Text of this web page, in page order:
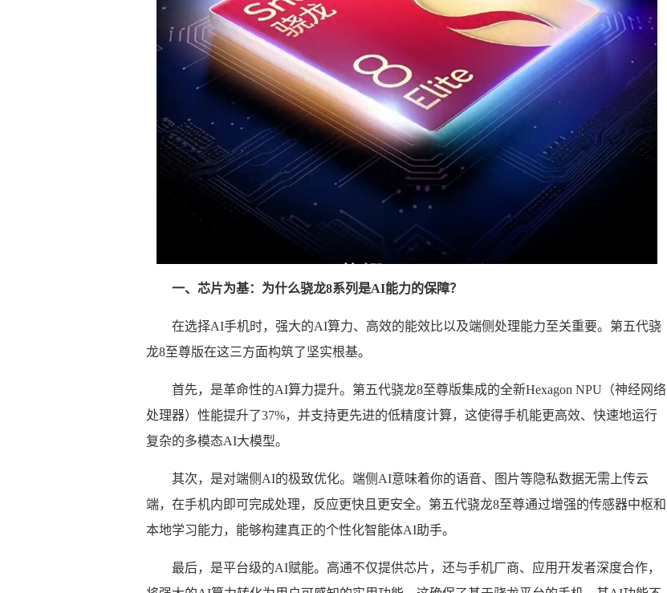
一、芯片为基：为什么骁龙8系列是AI能力的保障？
在选择AI手机时，强大的AI算力、高效的能效比以及端侧处理能力至关重要。第五代骁
龙8至尊版在这三方面构筑了坚实根基。
首先，是革命性的AI算力提升。第五代骁龙8至尊版集成的全新Hexagon NPU（神经网络
处理器）性能提升了37%，并支持更先进的低精度计算，这使得手机能更高效、快速地运行
复杂的多模态AI大模型。
其次，是对端侧AI的极致优化。端侧AI意味着你的语音、图片等隐私数据无需上传云
端，在手机内即可完成处理，反应更快且更安全。第五代骁龙8至尊通过增强的传感器中枢和
本地学习能力，能够构建真正的个性化智能体AI助手。
最后，是平台级的AI赋能。高通不仅提供芯片，还与手机厂商、应用开发者深度合作，